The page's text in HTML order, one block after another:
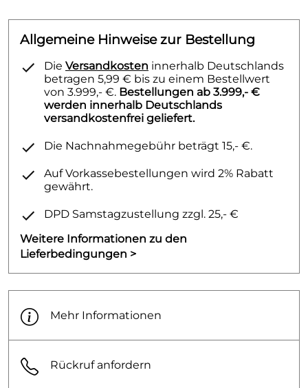
Allgemeine Hinweise zur Bestellung
Die Versandkosten innerhalb Deutschlands
betragen 5,99 € bis zu einem Bestellwert
von 3.999,- €. Bestellungen ab 3.999,- €
werden innerhalb Deutschlands
versandkostenfrei geliefert.
Die Nachnahmegebühr beträgt 15,- €.
Auf Vorkassebestellungen wird 2% Rabatt
gewährt.
DPD Samstagzustellung zzgl. 25,- €
Weitere Informationen zu den
Lieferbedingungen >
Mehr Informationen
Rückruf anfordern